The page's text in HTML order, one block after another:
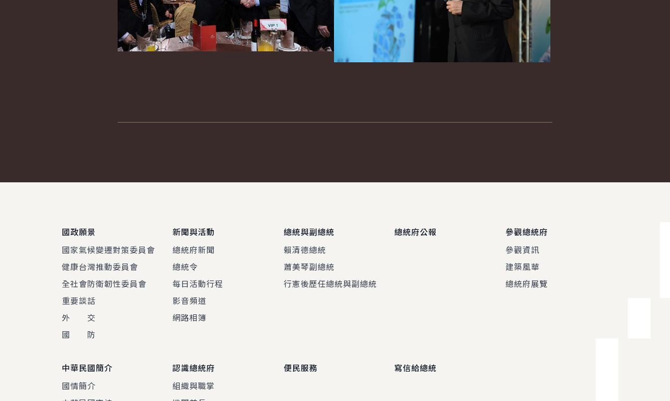
國政願景
國家氣候變遷對策委員會
健康台灣推動委員會
全社會防衛韌性委員會
重要談話
外 交
國 防
新聞與活動
總統府新聞
總統令
每日活動行程
影音頻道
網路相簿
總統與副總統
賴清德總統
蕭美琴副總統
行憲後歷任總統與副總統
總統府公報
參觀總統府
參觀資訊
建築風華
總統府展覽
中華民國簡介
國情簡介
認識總統府
組織與職掌
便民服務 寫信給總統